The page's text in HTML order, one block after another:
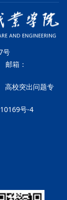
号
箱：
校突出问题专
号-4